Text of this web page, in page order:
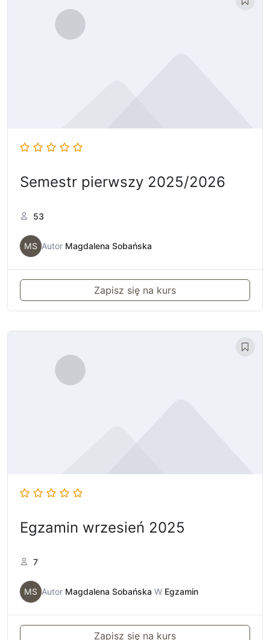
Semestr pierwszy 2025/2026
53
MS Autor Magdalena Sobańska
Zapisz się na kurs
Egzamin wrzesień 2025
7
MS Autor Magdalena Sobańska W Egzamin
Zapisz się na kurs